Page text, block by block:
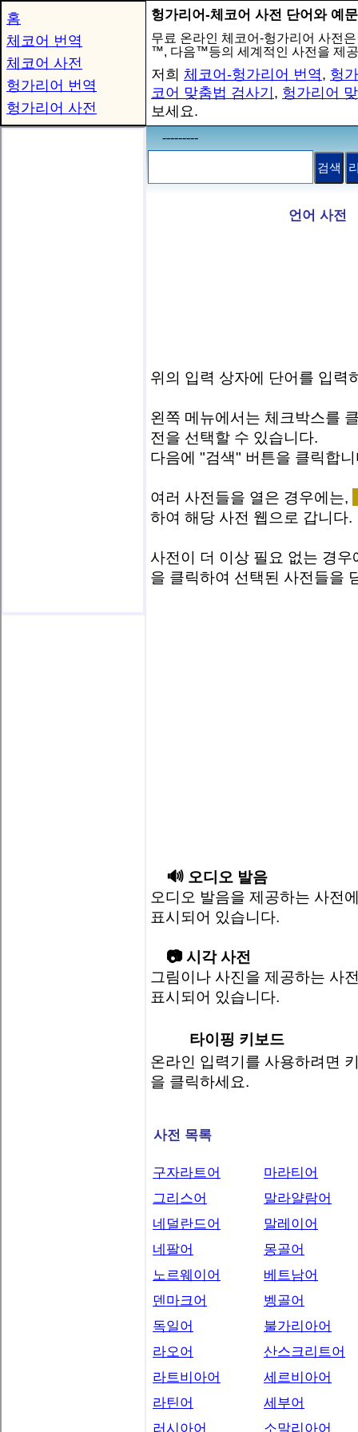
홈
체코어 번역
체코어 사전
헝가리어 번역
헝가리어 사전
헝가리어-체코어 사전 단어와 예
무료 온라인 체코어-헝가리어 사전
™, 다음™등의 세계적인 사전을 제
저희 체코어-헝가리어 번역, 헝
코어 맞춤법 검사기 , 헝가리어
보세요.